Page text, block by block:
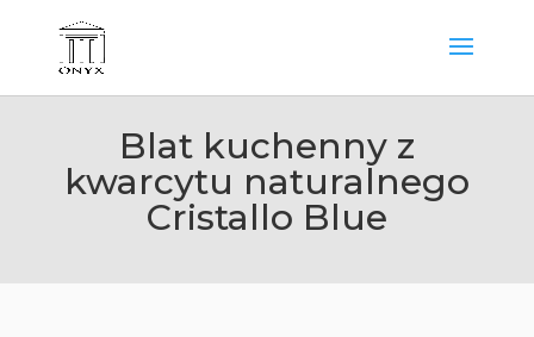
Blat kuchenny z
kwarcytu naturalnego
Cristallo Blue